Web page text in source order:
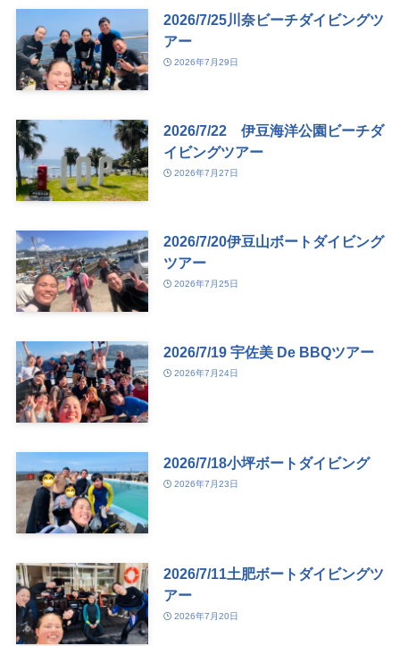
2026/7/25川奈ビーチダイビングツ
アー
2026年7月29日
2026/7/22 伊豆海洋公園ビーチダ
イビングツアー
2026年7月27日
2026/7/20伊豆山ボートダイビング
ツアー
2026年7月25日
2026/7/19 宇佐美 De BBQツアー
2026年7月24日
2026/7/18小坪ボートダイビング
2026年7月23日
2026/7/11土肥ボートダイビングツ
アー
2026年7月20日